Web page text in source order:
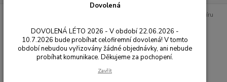
Řezačky papíru
Řezačky papíru
Dovolená
DOVOLENÁ LÉTO 2026 - V období 22.06.2026 -
10.7.2026 bude probíhat celofiremní dovolená! V tomto
období nebudou vyřizovány žádné objednávky, ani nebude
probíhat komunikace. Děkujeme za pochopení.
Zavřít